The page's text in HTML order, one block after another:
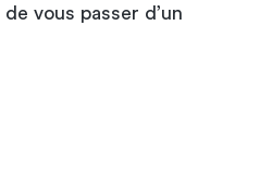
vous passer d’un